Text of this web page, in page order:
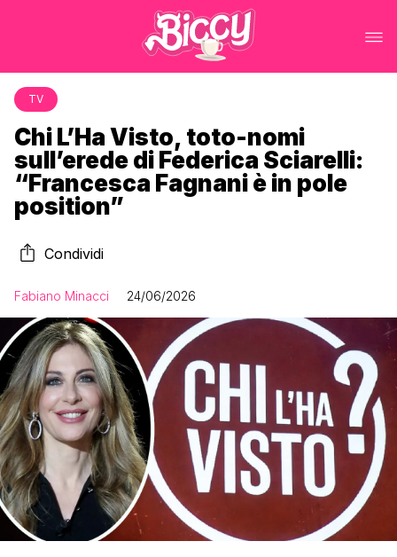
TV
Chi L’Ha Visto, toto-nomi
sull’erede di Federica Sciarelli:
“Francesca Fagnani è in pole
position”
Condividi
Fabiano Minacci 24/06/2026